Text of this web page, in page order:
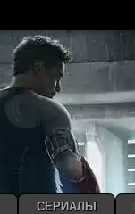
СЕРИАЛЫ